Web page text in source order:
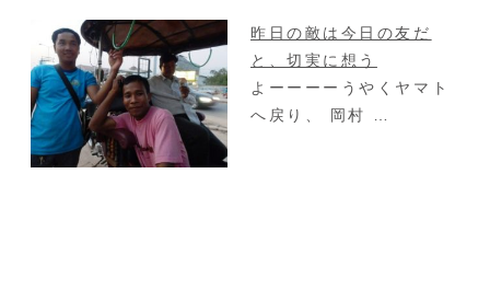
昨日の敵は今日の友だ
と、切実に想う
よーーーーうやくヤマト
へ戻り、 岡村 …